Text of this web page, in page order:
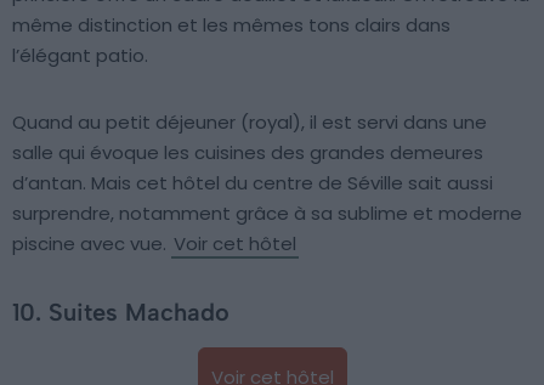
même distinction et les mêmes tons clairs dans
l’élégant patio.
Quand au petit déjeuner (royal), il est servi dans une
salle qui évoque les cuisines des grandes demeures
d’antan. Mais cet hôtel du centre de Séville sait aussi
surprendre, notamment grâce à sa sublime et moderne
piscine avec vue. Voir cet hôtel
10. Suites Machado
Voir cet hôtel